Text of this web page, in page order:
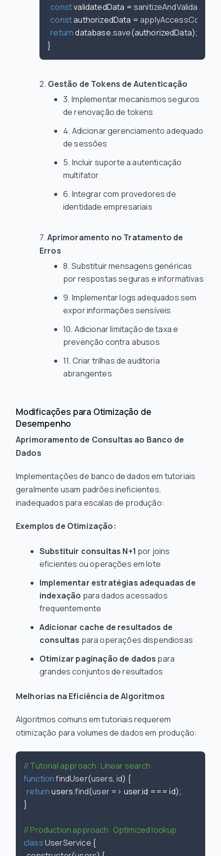
const validatedData = sanitizeAndValidate
const authorizedData = applyAccessControls
return database.save(authorizedData);
Gestão de Tokens de Autenticação
Implementar mecanismos seguros
de renovação de tokens
Adicionar gerenciamento adequado
de sessões
Incluir suporte a autenticação
multifator
Integrar com provedores de
identidade empresariais
Aprimoramento no Tratamento de
Erros
Substituir mensagens genéricas
por respostas seguras e informativas
Implementar logs adequados sem
expor informações sensíveis
Adicionar limitação de taxa e
prevenção contra abusos
Criar trilhas de auditoria
abrangentes
Modificações para Otimização de
Desempenho
Aprimoramento de Consultas ao Banco de
Dados
Implementações de banco de dados em tutoriais
geralmente usam padrões ineficientes,
inadequados para escalas de produção:
Exemplos de Otimização:
Substituir consultas N+1 por joins
eficientes ou operações em lote
Implementar estratégias adequadas de
indexação para dados acessados
frequentemente
Adicionar cache de resultados de
consultas para operações dispendiosas
Otimizar paginação de dados para
grandes conjuntos de resultados
Melhorias na Eficiência de Algoritmos
Algoritmos comuns em tutoriais requerem
otimização para volumes de dados em produção:
// Tutorial approach: Linear search
function findUser(users, id) {
return users.find(user => user.id === id);
}
// Production approach: Optimized lookup
classUserService {